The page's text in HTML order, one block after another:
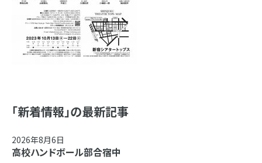
「新着情報」の最新記事
2026年8月6日
高校ハンドボール部合宿中